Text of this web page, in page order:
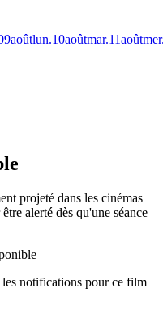
aoûtlun.10aoûtmar.11août
projeté dans les cinémas
alerté dès qu'une séance
notifications pour ce film